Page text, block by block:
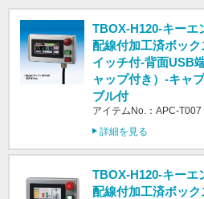
TBOX-H120-キーエ
配線付加工済ボッ
イッチ付-背面USB
ャップ付き）-キャ
ブル付
アイテムNo.：APC-T007
詳細を見る
TBOX-H120-キーエ
配線付加工済ボッ